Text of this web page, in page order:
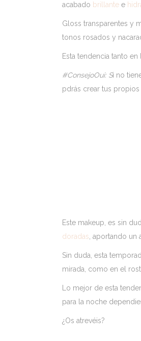
acabado brillante e
Gloss transparentes y
tonos rosados y
Esta tendencia tanto
#ConsejoOui: Si no
pdrás crear tus
Este makeup, es sin
doradas , aportando un
Sin duda, esta
mirada, como en el
Lo mejor de esta
para la noche
¿Os atrevéis?